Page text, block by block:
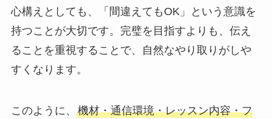
心構えとしても、「間違えてもOK」という意識を
持つことが大切です。完璧を目指すよりも、伝え
ることを重視することで、自然なやり取りがしや
すくなります。
このように、 機材・通信環境・レッスン内容・フ